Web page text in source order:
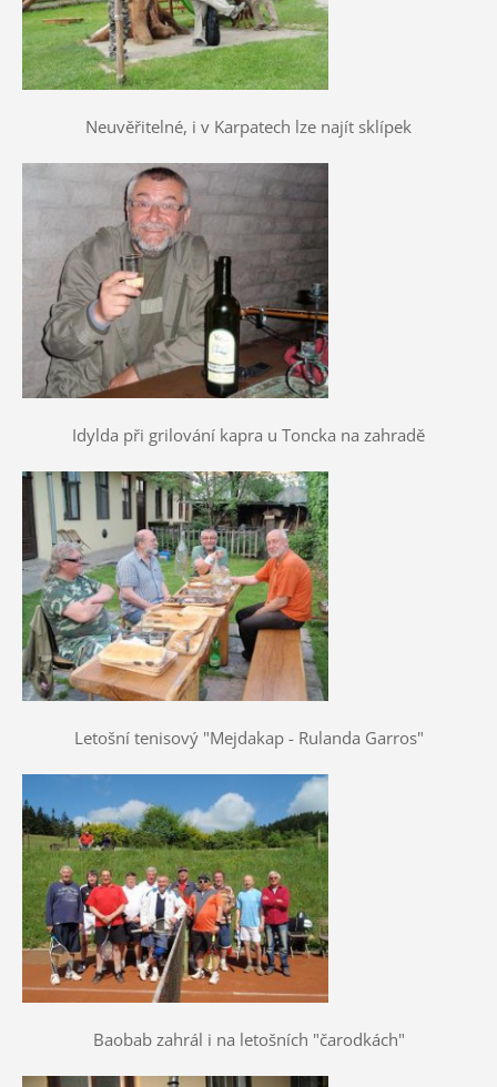
Neuvěřitelné, i v Karpatech lze najít sklípek
Idylda při grilování kapra u Toncka na zahradě
Letošní tenisový "Mejdakap - Rulanda Garros"
Baobab zahrál i na letošních "čarodkách"